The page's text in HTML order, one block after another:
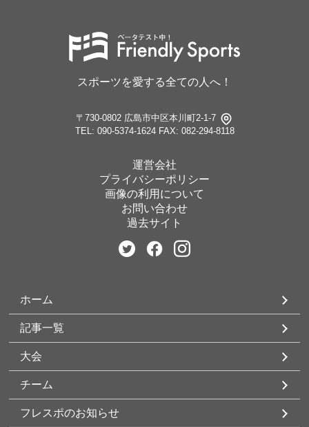
スポーツを愛する全ての人へ！
〒730-0802 広島市中区本川町2-1-7
TEL: 090-5374-1624 FAX: 082-294-8118
運営会社
プライバシーポリシー
画像の利用について
お問い合わせ
過去サイト
ホーム
記事一覧
大会
チーム
フレスポのお知らせ